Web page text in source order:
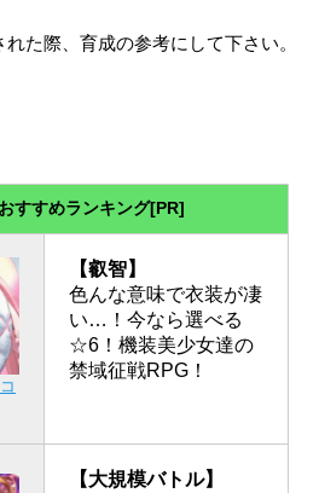
た際、育成の参考にして下さい。
すすめランキング[PR]
【叡智】
色んな意味で衣装が凄
い…！今なら選べる
☆6！機装美少女達の
禁域征戦RPG！
【大規模バトル】